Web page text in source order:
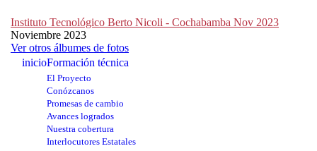
Instituto Tecnológico Berto Nicoli - Cochabamba Nov 2023
Noviembre 2023
Ver otros álbumes de fotos
inicioFormación técnica
El Proyecto
Conózcanos
Promesas de cambio
Avances logrados
Nuestra cobertura
Interlocutores Estatales